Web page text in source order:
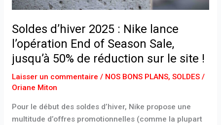
Soldes d’hiver 2025 : Nike lance
l’opération End of Season Sale,
jusqu’à 50% de réduction sur le site !
Laisser un commentaire / NOS BONS PLANS, SOLDES/
Oriane Miton
Pour le début des soldes d’hiver, Nike propose une
multitude d’offres promotionnelles (comme la plupart
Sale,
50%
de
réduction
le
!